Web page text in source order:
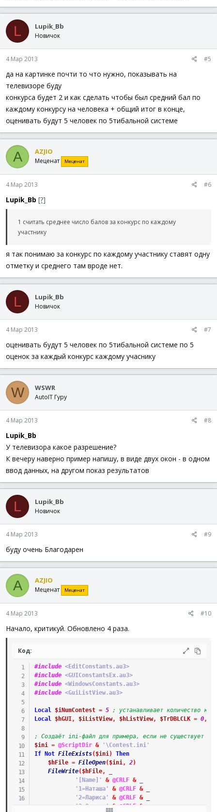
L Lupik_Bb
Новичок
4 Мар 2013 #5
да на картинке почти то что нужно, показывать на
телевизоре буду
конкурса будет 2 и как сделать чтобы был средний бал по
каждому конкурсу на человека + общий итог в конце,
оценивать будут 5 человек по 5тибальной системе
A AZJIO
Меценат Меценат
4 Мар 2013 #6
Lupik_Bb [?]
1 считать среднее число балов за конкурс по каждому
участнику
я так понимаю за конкурс по каждому участнику ставят одну
отметку и среднего там вроде нет.
L Lupik_Bb
Новичок
4 Мар 2013 #7
оценивать будут 5 человек по 5тибальной системе по 5
оценок за каждый конкурс каждому учаснику
W WSWR
AutoIT Гуру
4 Мар 2013 #8
Lupik_Bb
У телевизора какое разрешение?
К вечеру наверно пример напишу, в виде двух окон - в одном
ввод данных, на другом показ результатов
L Lupik_Bb
Новичок
4 Мар 2013 #9
буду очень Благодарен
A AZJIO
Меценат Меценат
4 Мар 2013 #10
Начало, критикуй. Обновлено 4 раза.
Код:
#include <EditConstants.au3>
#include <GUIConstantsEx.au3>
#include <WindowsConstants.au3>
#include <GuiListView.au3>
Local $iNumContest = 5
; устанавливает количество
Local
$hGUI, $iListView, $hListView, $TrDBLCLK = 0,
; Создаёт ini-файл для примера, если не существует
$ini = @ScriptDir &
'\Contest.ini'
If
Not FileExists( $ini)
Then
$hFile = FileOpen( $ini, 2)
FileWrite( $hFile,
'[Name]'
& @CRLF &
'1=Наташа'
& @CRLF &
'2=Лариса'
& @CRLF &
'3=Оксана'
& @CRLF &